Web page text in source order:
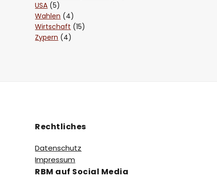
USA (5)
Wahlen (4)
Wirtschaft (15)
Zypern (4)
Rechtliches
Datenschutz
Impressum
RBM auf Social Media